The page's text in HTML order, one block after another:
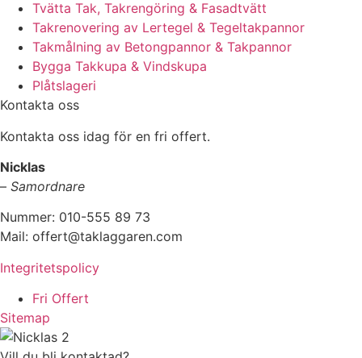
Tvätta Tak, Takrengöring & Fasadtvätt
Takrenovering av Lertegel & Tegeltakpannor
Takmålning av Betongpannor & Takpannor
Bygga Takkupa & Vindskupa
Plåtslageri
Kontakta oss
Kontakta oss idag för en fri offert.
Nicklas
– Samordnare
Nummer: 010-555 89 73
Mail: offert@taklaggaren.com
Integritetspolicy
Fri Offert
Sitemap